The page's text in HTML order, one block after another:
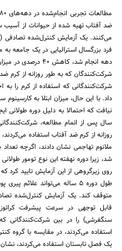
ضد آفتاب تهیه شده از حیوانات از
دهه انجام شد، کاهش
شرکت‌کنندگان که به طور روزانه از کرم
شرکت‌کنندگانی که استفاده از کرم را به
داد. با این حال، میزان ابتلا به
روزانه از کرم ضد آفتاب استفاده
ملانوم تهاجمی نشان دادند، اگرچه
شد، زیرا دوره نهفته این نوع تومور
روی زیرگروهی از این آزمایش تایید کرد
طول دوره 5 ساله می‌تواند
متوقف کند. یک آزمایش کنترل‌شده
قابل توجهی در سرعت پیشرفت
سنگفرشی) را در بین شرکت‌کنندگانی
استفاده می‌کردند، در مقایسه با گروه
یک فصل تابستان استفاده می‌کردند، نشان